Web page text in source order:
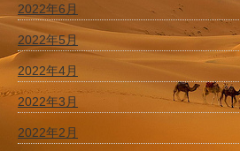
2022年6月
2022年5月
2022年4月
2022年3月
2022年2月